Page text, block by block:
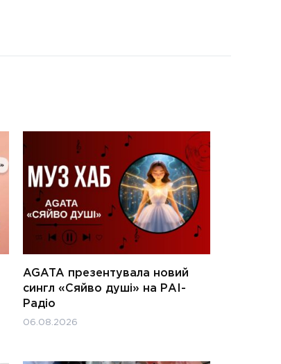
AGATA презентувала новий
сингл «Сяйво душі» на РАІ-
Радіо
06.08.2026